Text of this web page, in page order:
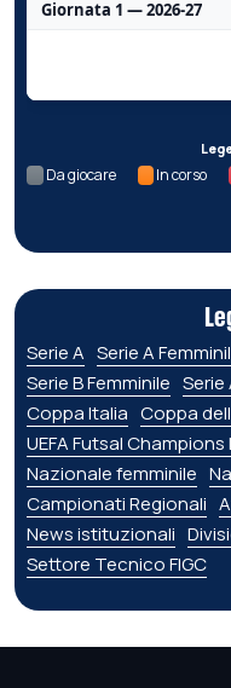
Giornata 1 — 2026-27
Da giocare In corso
Serie A Serie A
Serie B Femminile Serie
Coppa Italia Coppa
UEFA Futsal Champions
Nazionale femminile
Campionati Regionali
News istituzionali
Settore Tecnico FIGC